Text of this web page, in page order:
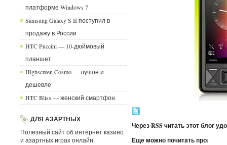
платформе Windows 7
Samsung Galaxy S II поступил в
продажу в России
HTC Puccini — 10-дюймовый
планшет
Highscreen Cosmo — лучше и
дешевле
HTC Bliss — женский смартфон
ДЛЯ АЗАРТНЫХ
Полезный сайт об интернет казино
и азартных играх онлайн.
Через RSS читать этот блог
Еще можно почитать про: